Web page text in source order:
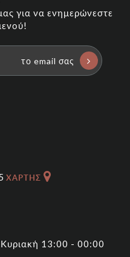
για να ενημερώνεστε
ΧΑΡΤΗΣ
Κυριακή 13:00 - 00:00